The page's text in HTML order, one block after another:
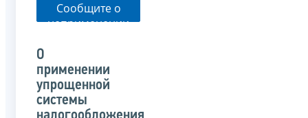
Сообщите о
неприменении
указанного
письма
О
применении
упрощенной
системы